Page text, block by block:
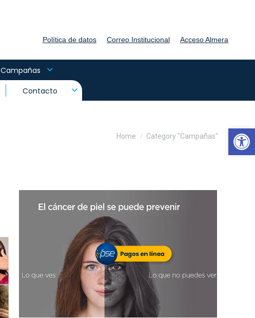
Política de datos Correo Institucional Acceso Almera
Campañas
Contacto
You are here:
Home Category "Campañas"